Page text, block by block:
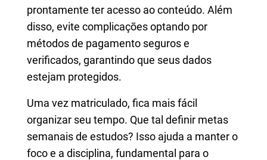
prontamente ter acesso ao conteúdo. Além
disso, evite complicações optando por
métodos de pagamento seguros e
verificados, garantindo que seus dados
estejam protegidos.
Uma vez matriculado, fica mais fácil
organizar seu tempo. Que tal definir metas
semanais de estudos? Isso ajuda a manter o
foco e a disciplina, fundamental para o